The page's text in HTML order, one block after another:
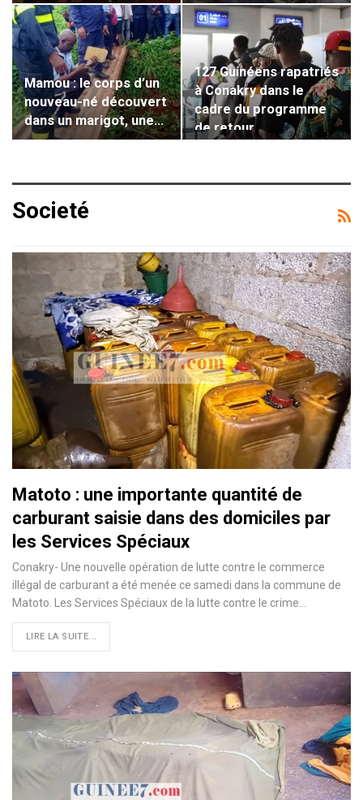
Mamou : le corps d’un
nouveau-né découvert
dans un marigot, une…
127 Guinéens rapatriés
à Conakry dans le
cadre du programme
de retour…
Societé
Matoto : une importante quantité de
carburant saisie dans des domiciles par
les Services Spéciaux
Conakry- Une nouvelle opération de lutte contre le commerce
illégal de carburant a été menée ce samedi dans la commune de
Matoto. Les Services Spéciaux de la lutte contre le crime…
LIRE LA SUITE...